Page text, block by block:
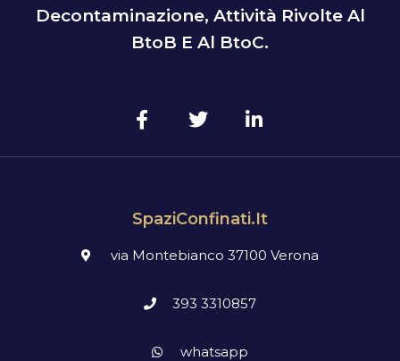
Decontaminazione, Attività Rivolte Al
BtoB E Al BtoC.
SpaziConfinati.it
via Montebianco 37100 Verona
393 3310857
whatsapp